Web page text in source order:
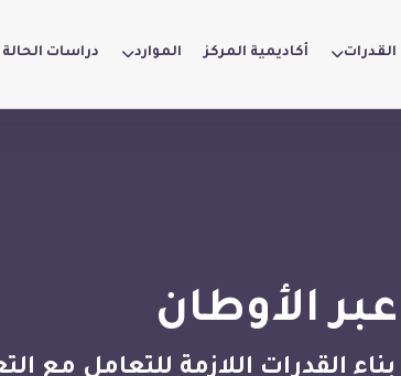
أكاديمية المركز الموارد دراسات الحالة
الأوطان
القدرات اللازمة للتعامل مع